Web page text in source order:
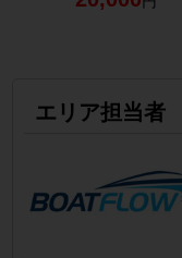
エリア担当者